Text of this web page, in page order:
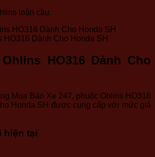
toàn cầu.
HO316 Dành Cho Honda SH
HO316 Dành Cho
Mua Bán Xe 247, phuộc Ohlins HO316
Honda SH được cung cấp với mức giá
hiện tại